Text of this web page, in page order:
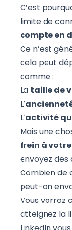
C’est
limite de
compte en
Ce n’est
cela peut
comme :
La taille de
L’
L’activité
Mais une
frein à votre
envoyez des
Combien de
peut-on
Vous verrez
atteignez la